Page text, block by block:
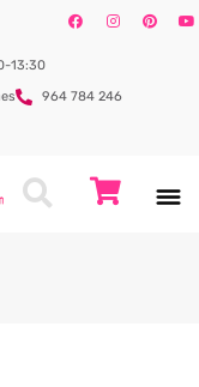
13:30
964 784 246